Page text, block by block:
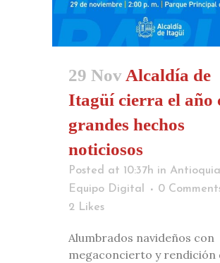
29 Nov Alcaldía de
Itagüí cierra el año
grandes hechos
noticiosos
Posted at 10:37h in Antioquia
Equipo Digital
0
2 Likes
Alumbrados navideños con
megaconcierto y rendición